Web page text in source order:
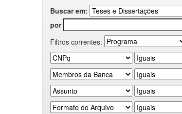
Buscar em:
por
Filtros correntes: